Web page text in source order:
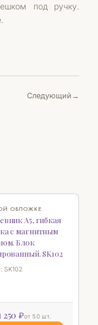
под ручку.
Следующий
ОБЛОЖКЕ
А5, гибкая
с магнитным
Блок
SK102
SK102
250 ₽от 50 шт.